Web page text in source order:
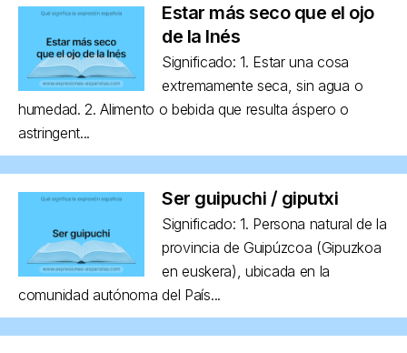
Estar más seco que el ojo
de la Inés
Significado: 1. Estar una cosa
extremamente seca, sin agua o
humedad. 2. Alimento o bebida que resulta áspero o
astringent...
Ser guipuchi / giputxi
Significado: 1. Persona natural de la
provincia de Guipúzcoa (Gipuzkoa
en euskera), ubicada en la
comunidad autónoma del País...